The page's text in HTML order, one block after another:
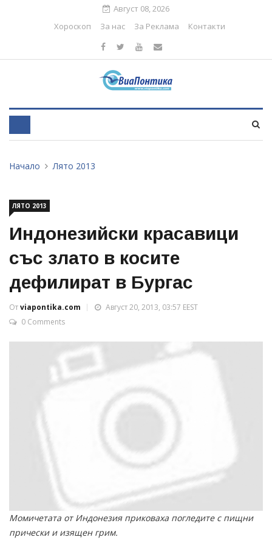
Август 08, 2026
Хороскоп
За нас За Реклама Контакти
Начало Лято 2013
ЛЯТО 2013
Индонезийски красавици
със злато в косите
дефилират в Бургас
Отviapontika.com
Август 20, 2013, 03:57 EEST
0 Comments
Момичетата от Индонезия приковаха погледите с пищни
прически и изящен грим.